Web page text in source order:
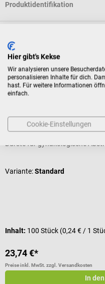
Produktidentifikation
Kunden kauften
medex Cytobrush
Bürste für gynäkologische
Variante:Standard
Inhalt: 100 Stück (0,24 € / 1
23,74 €*
Preise inkl. MwSt. zzgl. Versandkosten
In
Hier gibt's Kekse
Wir analysieren unsere
personalisieren Inhalte für dich.
hast. Für weitere Informationen
einfach.
Cookie-Einstellungen